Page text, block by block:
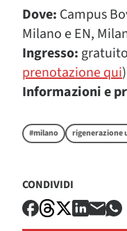
Dove: Campus
Milano e EN,
Ingresso:
prenotazione qui)
Informazioni e
#milano rigenerazione
CONDIVIDI